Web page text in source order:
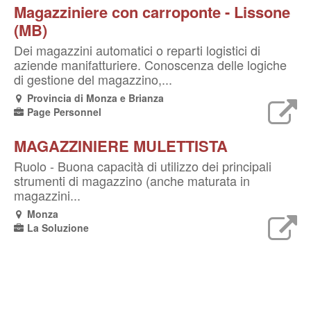
Magazziniere con carroponte - Lissone
(MB)
Dei magazzini automatici o reparti logistici di
aziende manifatturiere. Conoscenza delle logiche
di gestione del magazzino,...
Provincia di Monza e Brianza
Page Personnel
MAGAZZINIERE MULETTISTA
Ruolo - Buona capacità di utilizzo dei principali
strumenti di magazzino (anche maturata in
magazzini...
Monza
La Soluzione